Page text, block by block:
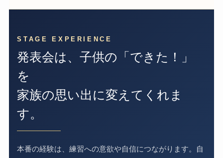
STAGE EXPERIENCE
発表会は、子供の「できた！」
を
家族の思い出に変えてくれま
す。
本番の経験は、練習への意欲や自信につながります。自